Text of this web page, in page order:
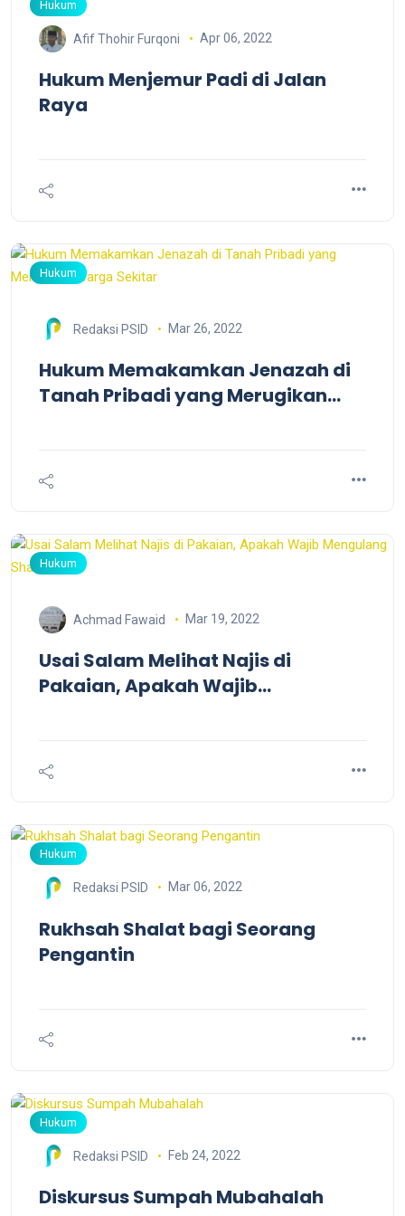
Hukum
Afif Thohir Furqoni Apr 06, 2022
Hukum Menjemur Padi di Jalan
Raya
Hukum
Redaksi PSID Mar 26, 2022
Hukum Memakamkan Jenazah di
Tanah Pribadi yang Merugikan
Hukum
Achmad Fawaid Mar 19, 2022
Usai Salam Melihat Najis di
Pakaian, Apakah Wajib
Hukum
Redaksi PSID Mar 06, 2022
Rukhsah Shalat bagi Seorang
Pengantin
Hukum
Redaksi PSID Feb 24, 2022
Diskursus Sumpah Mubahalah